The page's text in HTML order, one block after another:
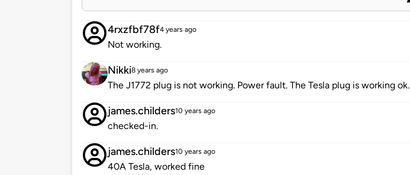
4rxzfbf78f4 years ago
Not working.
Nikki8 years ago
The J1772 plug is not working. Power fault. The Tesla plug is working ok.
james.childers10 years ago
checked-in.
james.childers10 years ago
40A Tesla, worked fine